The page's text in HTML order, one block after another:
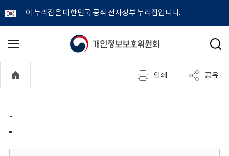
이 누리집은 대한민국 공식 전자정부 누리집입니다.
개
정
보
메
기
검
인쇄 공유
-